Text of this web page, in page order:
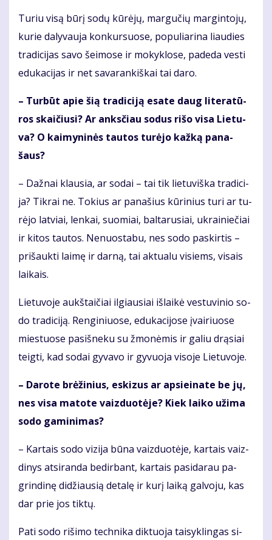
Tu­riu vi­są bū­rį so­dų kū­rė­jų, mar­gu­čių mar­gin­to­jų,
ku­rie da­ly­vau­ja kon­kur­suo­se, po­pu­lia­ri­na liau­dies
tra­di­ci­jas sa­vo šei­mo­se ir mo­kyk­lo­se, pa­de­da ves­ti
edu­ka­ci­jas ir net sa­va­ran­kiš­kai tai da­ro.
– Tur­būt apie šią tra­di­ci­ją esa­te daug li­te­ra­tū­
ros skai­čiu­si? Ar anks­čiau so­dus ri­šo vi­sa Lie­tu­
va? O kai­my­ni­nės tau­tos tu­rė­jo kaž­ką pa­na­
šaus?
– Daž­nai klau­sia, ar so­dai – tai tik lie­tu­viš­ka tra­di­ci­
ja? Tik­rai ne. To­kius ar pa­na­šius kū­ri­nius tu­ri ar tu­
rė­jo lat­viai, len­kai, suo­miai, bal­ta­ru­siai, uk­rai­nie­čiai
ir ki­tos tau­tos. Ne­nuos­ta­bu, nes so­do pa­skir­tis –
pri­šauk­ti lai­mę ir dar­ną, tai ak­tu­a­lu vi­siems, vi­sais
lai­kais.
Lie­tu­vo­je aukš­tai­čiai il­giau­siai iš­lai­kė ves­tu­vi­nio so­
do tra­di­ci­ją. Ren­gi­niuo­se, edu­ka­ci­jo­se įvai­riuo­se
mies­tuo­se pa­si­šne­ku su žmo­nė­mis ir ga­liu drą­siai
teig­ti, kad so­dai gy­va­vo ir gy­vuo­ja vi­so­je Lie­tu­vo­je.
– Da­ro­te brė­ži­nius, es­ki­zus ar ap­si­ei­na­te be jų,
nes vi­sa ma­to­te vaiz­duo­tė­je? Kiek lai­ko už­ima
so­do ga­mi­ni­mas?
– Kar­tais so­do vi­zi­ja bū­na vaiz­duo­tė­je, kar­tais vaiz­
di­nys at­si­ran­da be­dir­bant, kar­tais pa­si­da­rau pa­
grin­di­nę di­džiau­sią de­ta­lę ir ku­rį lai­ką gal­vo­ju, kas
dar prie jos tik­tų.
Pa­ti so­do ri­ši­mo tech­ni­ka dik­tuo­ja tai­syk­lin­gas si­